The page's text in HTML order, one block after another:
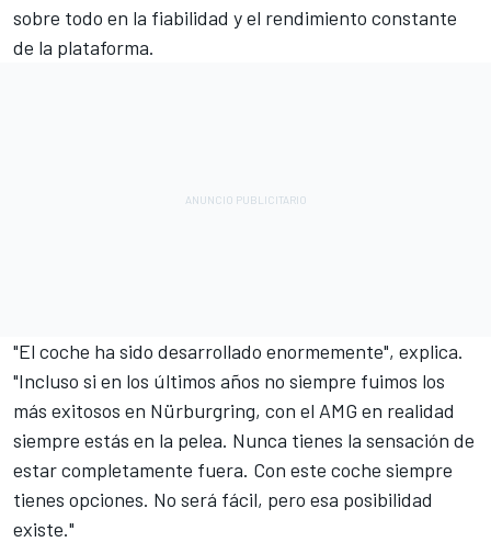
sobre todo en la fiabilidad y el rendimiento constante
de la plataforma.
"El coche ha sido desarrollado enormemente", explica.
"Incluso si en los últimos años no siempre fuimos los
más exitosos en Nürburgring, con el AMG en realidad
siempre estás en la pelea. Nunca tienes la sensación de
estar completamente fuera. Con este coche siempre
tienes opciones. No será fácil, pero esa posibilidad
existe."